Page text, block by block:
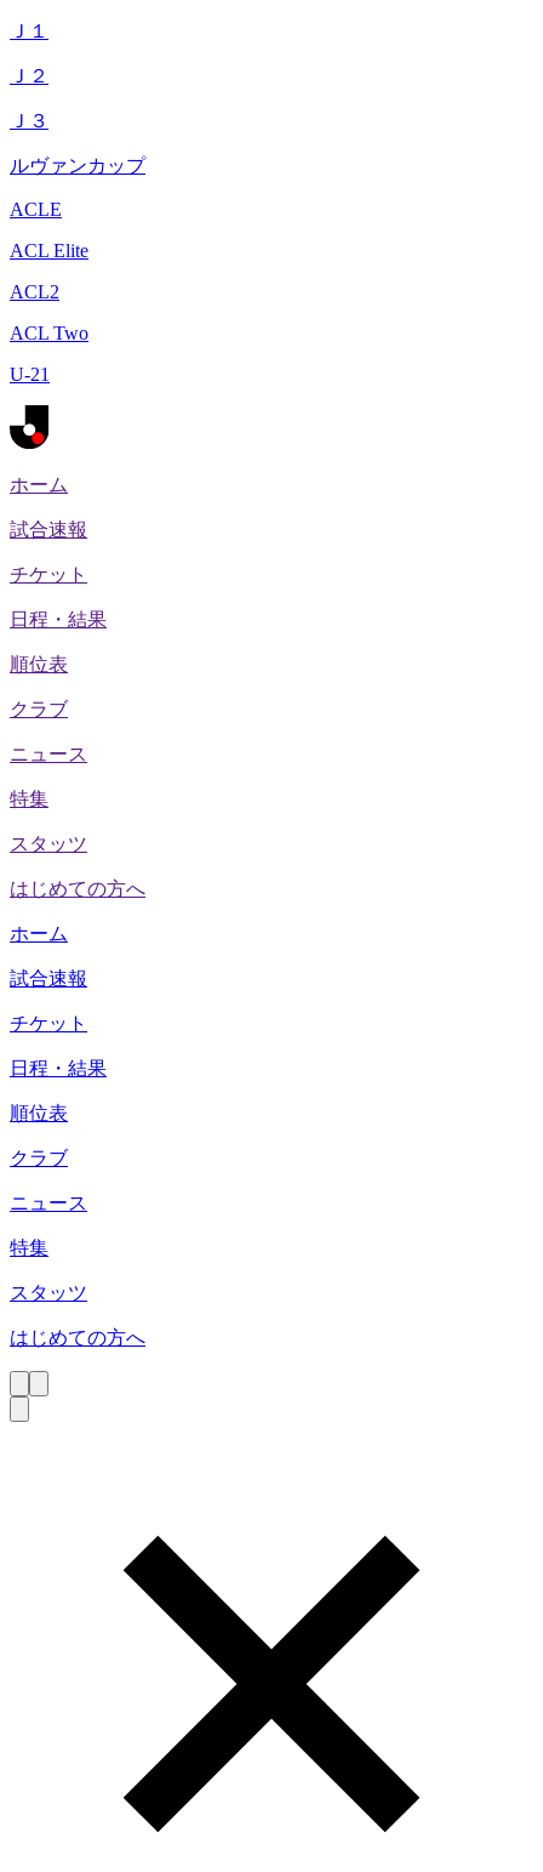
Ｊ１
Ｊ２
Ｊ３
ルヴァンカップ
ACLE
ACL Elite
ACL2
ACL Two
U-21
ホーム
試合速報
チケット
日程・結果
順位表
クラブ
ニュース
特集
スタッツ
はじめての方へ
ホーム
試合速報
チケット
日程・結果
順位表
クラブ
ニュース
特集
スタッツ
はじめての方へ